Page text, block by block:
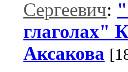
Сергеевич:
глаголах"
Аксакова